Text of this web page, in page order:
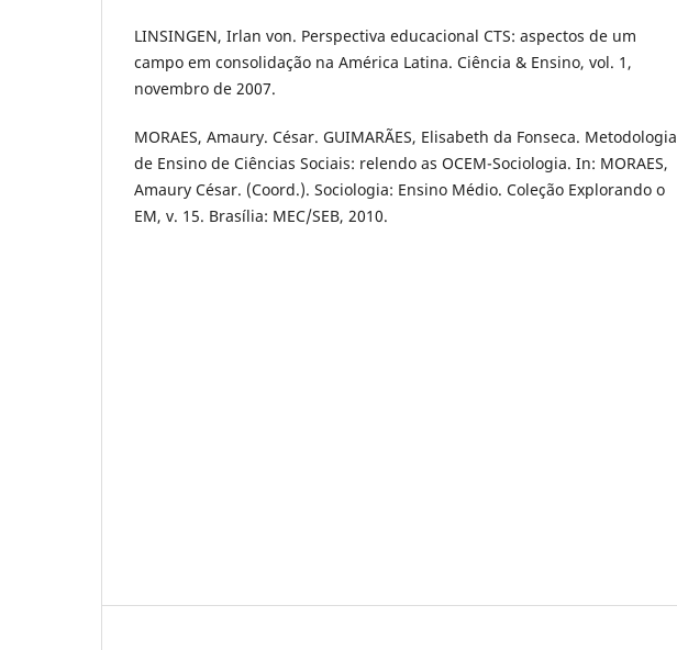
LINSINGEN, Irlan von. Perspectiva educacional CTS: aspectos de um
campo em consolidação na América Latina. Ciência & Ensino, vol. 1,
novembro de 2007.
MORAES, Amaury. César. GUIMARÃES, Elisabeth da Fonseca. Metodologia
de Ensino de Ciências Sociais: relendo as OCEM-Sociologia. In: MORAES,
Amaury César. (Coord.). Sociologia: Ensino Médio. Coleção Explorando o
EM, v. 15. Brasília: MEC/SEB, 2010.